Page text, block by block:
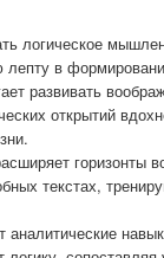
логическое
в
развивать
открытий
горизонты
текстах,
аналитические